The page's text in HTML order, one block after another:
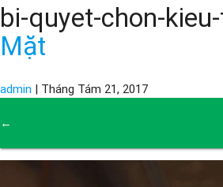
bi-quyet-chon-
Mặt
admin | Tháng Tám 21, 2017
←